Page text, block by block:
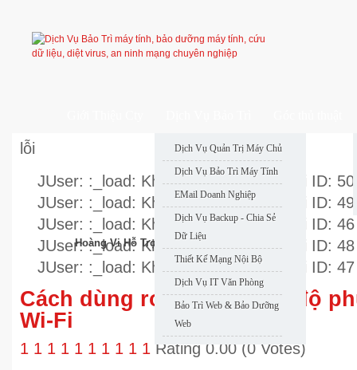
Dịch Vụ Quản Trị Máy Chủ
Dịch Vụ Bảo Trì Máy Tính
EMail Doanh Nghiệp
Dịch Vụ Backup - Chia Sẻ
Dữ Liệu
Thiết Kế Mạng Nội Bộ
Dịch Vụ IT Văn Phòng
Bảo Trì Web & Bảo Dưỡng
Web
lỗi
JUser: :_load: Không thể nạp user với ID: 50
JUser: :_load: Không thể nạp user với ID: 49
JUser: :_load: Không thể nạp user với ID: 46
JUser: :_load: Không thể nạp user với ID: 48
JUser: :_load: Không thể nạp user với ID: 47
Cách dùng router cũ tăng độ
Wi-Fi
1 1 1 1 1 1 1 1 1 1 Rating 0.00 (0 Votes)
Hoàng Vi Hỗ Trợ Nhanh